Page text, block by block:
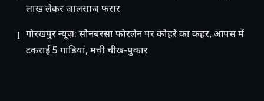
लाख लेकर जालसाज फरार
गोरखपुर न्यूज़: सोनबरसा फोरलेन पर कोहरे का कहर, आपस में
टकराईं 5 गाड़ियां, मची चीख-पुकार